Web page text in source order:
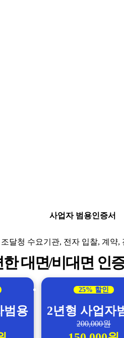
사업자 범용인증서
달청 수요기관, 전자 입찰, 계약,
대면/비대면 인
범용
25% 할인
2년형 사업자
200,000원